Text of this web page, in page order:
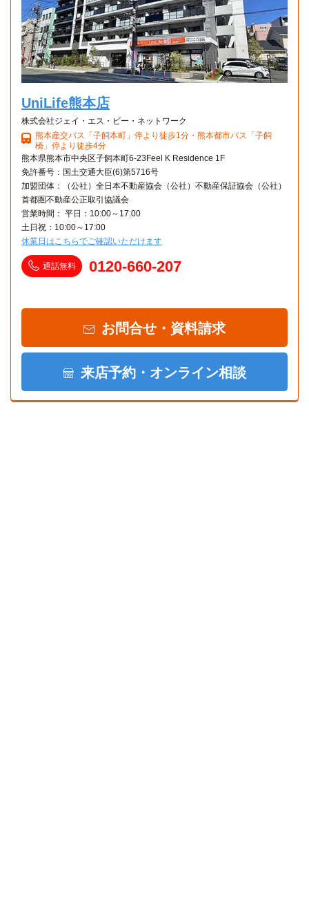
UniLife熊本店
株式会社ジェイ・エス・ビー・ネットワーク
熊本産交バス「子飼本町」停より徒歩1分・熊本都市バス「子飼
橋」停より徒歩4分
熊本県熊本市中央区子飼本町6-23Feel K Residence 1F
免許番号：国土交通大臣(6)第5716号
加盟団体：（公社）全日本不動産協会（公社）不動産保証協会（公社）
首都圏不動産公正取引協議会
営業時間： 平日：10:00～17:00
土日祝：10:00～17:00
休業日はこちらでご確認いただけます
通話無料 0120-660-207
お問合せ・資料請求
来店予約・オンライン相談